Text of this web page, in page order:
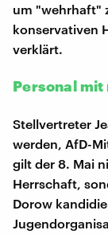
um "wehrhaft"
konservativen
verklärt.
Personal
Stellvertreter
werden, AfD-
gilt der 8. Mai
Herrschaft,
Dorow